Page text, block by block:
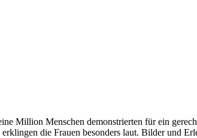
Million Menschen demonstrierten für ein
die Frauen besonders laut. Bilder und